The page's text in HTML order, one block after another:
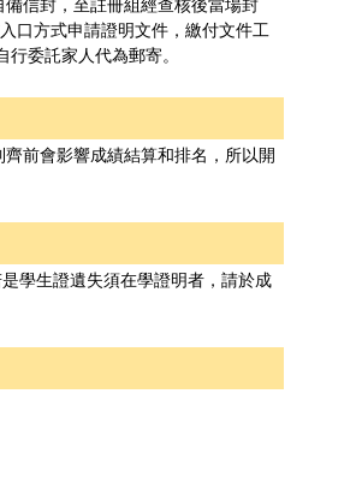
信封，至註冊組經查核後當場封
口方式申請證明文件，繳付文件工
委託家人代為郵寄。
前會影響成績結算和排名，所以開
學生證遺失須在學證明者，請於成